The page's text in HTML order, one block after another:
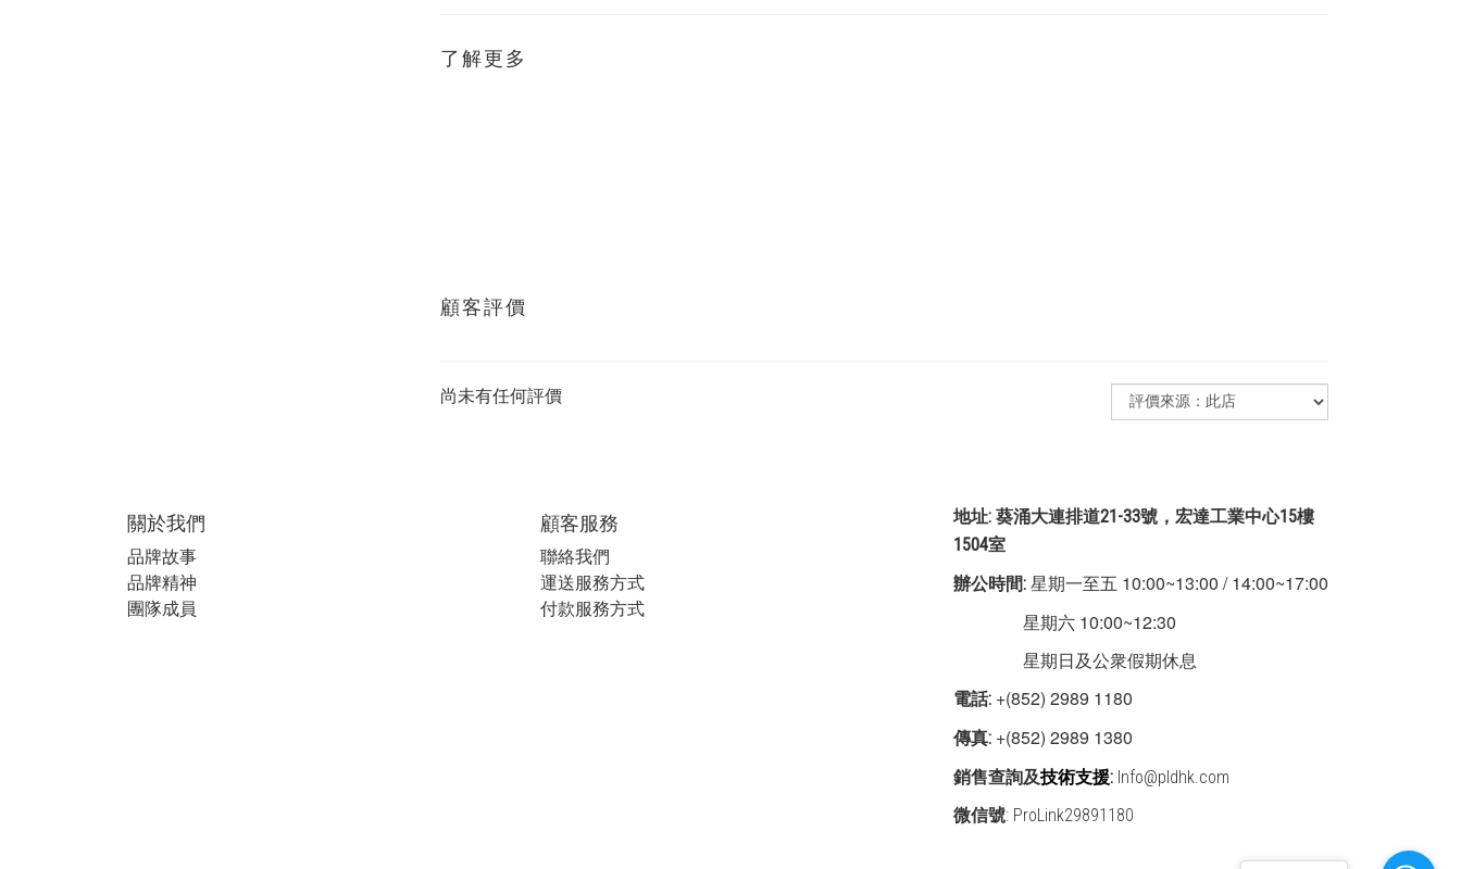
了解更多
顧客評價
尚未有任何評價
關於我們
品牌故事
品牌精神
團隊成員
顧客服務
聯絡我們
運送服務方式
付款服務方式
地址: 葵涌大連排道21-33號，宏達工業中心15樓
1504室
辦公時間: 星期一至五 10:00~13:00 / 14:00~17:00
星期六 10:00~12:30
星期日及公衆假期休息
電話: +(852) 2989 1180
傳真: +(852) 2989 1380
銷售查詢及技術支援: Info@pldhk.com
微信號: ProLink29891180